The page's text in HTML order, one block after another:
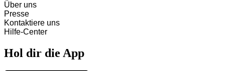
Über uns
Presse
Kontaktiere uns
Hilfe-Center
Hol dir die App